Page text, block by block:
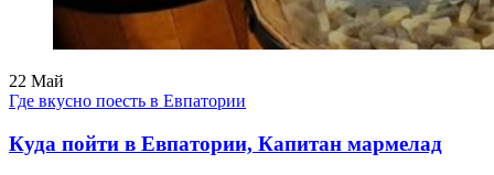
22 Май
Где вкусно поесть в Евпатории
Куда пойти в Евпатории, Капитан мармелад